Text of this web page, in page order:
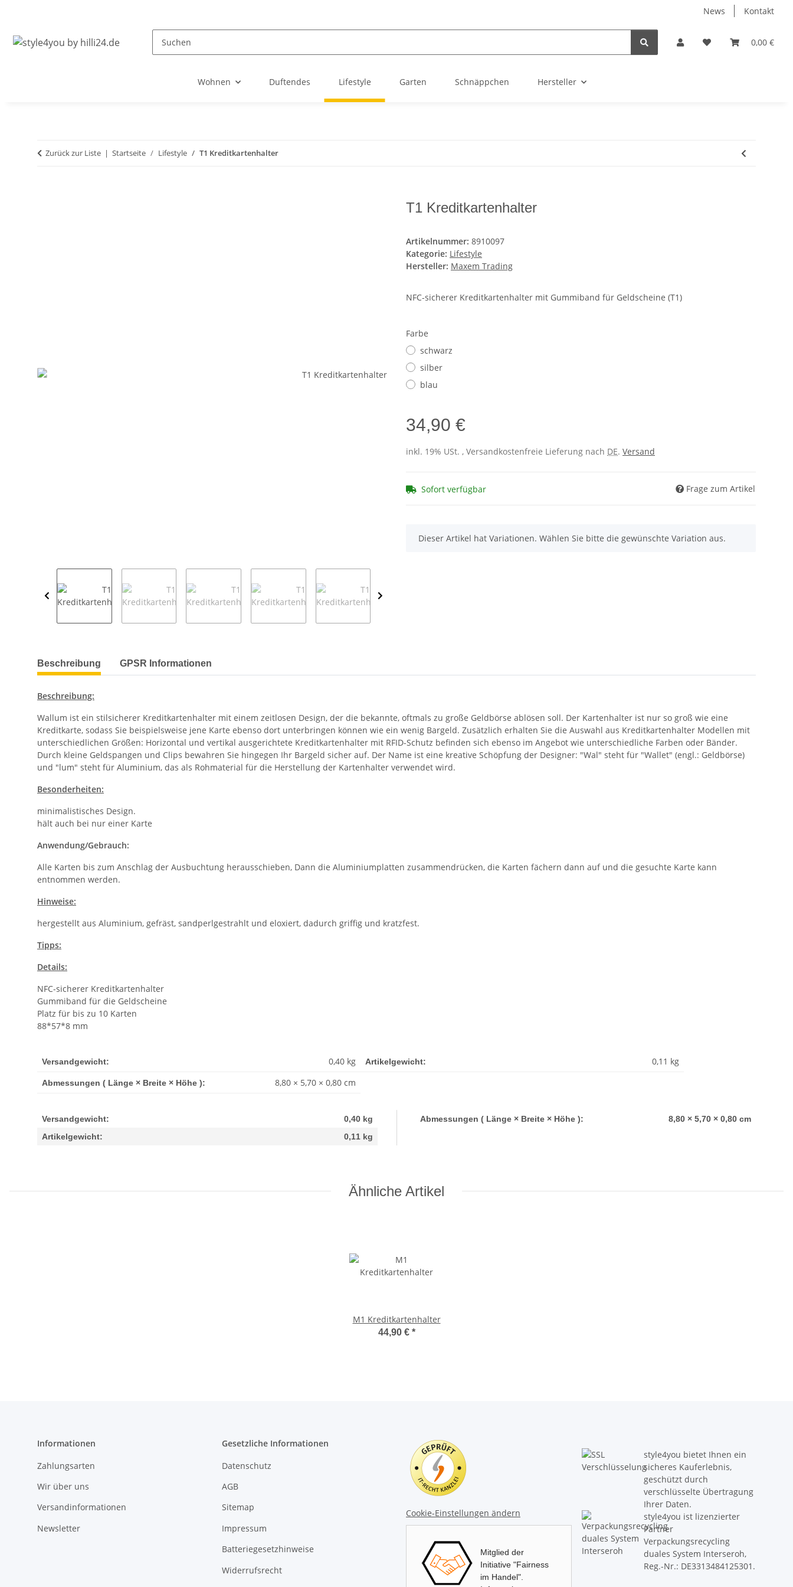
News Kontakt
0,00 €
Wohnen Duftendes Lifestyle Garten Schnäppchen Hersteller
Zurück zur Liste Startseite Lifestyle T1 Kreditkartenhalter
T1 Kreditkartenhalter
Artikelnummer: 8910097
Kategorie: Lifestyle
Hersteller: Maxem Trading
NFC-sicherer Kreditkartenhalter mit Gummiband für Geldscheine (T1)
Farbe
schwarz
silber
blau
34,90 €
inkl. 19% USt. , Versandkostenfreie Lieferung nach DE. Versand
Sofort verfügbar Frage zum Artikel
x
Dieser Artikel hat Variationen. Wählen Sie bitte die gewünschte Variation aus.
weitere Registerkarten anzeigen
Beschreibung GPSR Informationen
Beschreibung:
Wallum ist ein stilsicherer Kreditkartenhalter mit einem zeitlosen Design, der die bekannte, oftmals zu große Geldbörse ablösen soll. Der Kartenhalter ist nur so groß wie eine
Kreditkarte, sodass Sie beispielsweise jene Karte ebenso dort unterbringen können wie ein wenig Bargeld. Zusätzlich erhalten Sie die Auswahl aus Kreditkartenhalter Modellen mit
unterschiedlichen Größen: Horizontal und vertikal ausgerichtete Kreditkartenhalter mit RFID-Schutz befinden sich ebenso im Angebot wie unterschiedliche Farben oder Bänder.
Durch kleine Geldspangen und Clips bewahren Sie hingegen Ihr Bargeld sicher auf. Der Name ist eine kreative Schöpfung der Designer: "Wal" steht für "Wallet" (engl.: Geldbörse)
und "lum" steht für Aluminium, das als Rohmaterial für die Herstellung der Kartenhalter verwendet wird.
Besonderheiten:
minimalistisches Design.
hält auch bei nur einer Karte
Anwendung/Gebrauch:
Alle Karten bis zum Anschlag der Ausbuchtung herausschieben, Dann die Aluminiumplatten zusammendrücken, die Karten fächern dann auf und die gesuchte Karte kann
entnommen werden.
Hinweise:
hergestellt aus Aluminium, gefräst, sandperlgestrahlt und eloxiert, dadurch griffig und kratzfest.
Tipps:
Details:
NFC-sicherer Kreditkartenhalter
Gummiband für die Geldscheine
Platz für bis zu 10 Karten
88*57*8 mm
Versandgewicht: 0,40 kg Artikelgewicht: 0,11 kg
Abmessungen ( Länge × Breite × Höhe ): 8,80 × 5,70 × 0,80 cm
Versandgewicht:
0,40 kg
Artikelgewicht:
0,11 kg
Abmessungen ( Länge × Breite × Höhe ): 8,80 × 5,70 × 0,80 cm
Ähnliche Artikel
M1 Kreditkartenhalter
44,90 € *
Informationen
Zahlungsarten
Wir über uns
Versandinformationen
Newsletter
Gesetzliche Informationen
Datenschutz
AGB
Sitemap
Impressum
Batteriegesetzhinweise
Widerrufsrecht
Cookie-Einstellungen ändern
Mitglied der
Initiative "Fairness
im Handel".
style4you bietet Ihnen ein
sicheres Kauferlebnis,
geschützt durch
verschlüsselte Übertragung
Ihrer Daten.
style4you ist lizenzierter
Partner
Verpackungsrecycling
duales System Interseroh,
Reg.-Nr.: DE3313484125301.